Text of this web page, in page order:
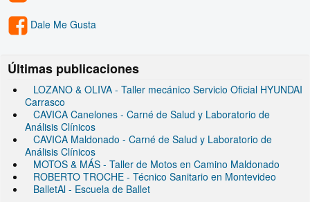
Dale Me Gusta
Últimas publicaciones
LOZANO & OLIVA - Taller mecánico Servicio Oficial HYUNDAI
Carrasco
CAVICA Canelones - Carné de Salud y Laboratorio de
Análisis Clínicos
CAVICA Maldonado - Carné de Salud y Laboratorio de
Análisis Clínicos
MOTOS & MÁS - Taller de Motos en Camino Maldonado
ROBERTO TROCHE - Técnico Sanitario en Montevideo
BalletAl - Escuela de Ballet